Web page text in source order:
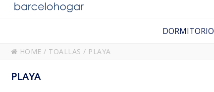
DORMITORIO
HOME / TOALLAS / PLAYA
PLAYA